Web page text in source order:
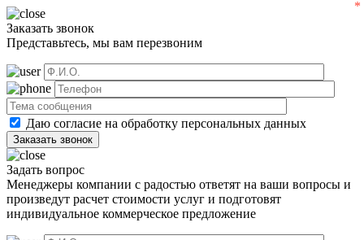
Заказать звонок
Представьтесь, мы вам перезвоним
Даю согласие на обработку персональных данных
Задать вопрос
Менеджеры компании с радостью ответят на ваши вопросы и
произведут расчет стоимости услуг и подготовят
индивидуальное коммерческое предложение